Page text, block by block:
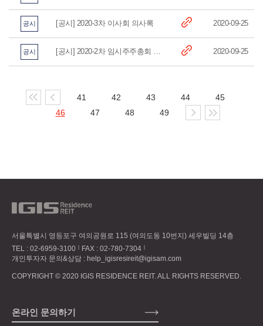
공시 [공시] 2020-3차 이사회 의사록 2020-09-25
공시 [공시] 2020-2차 임시주주총회 의사록 2020-09-25
41 42 43 44
45
46
47 48 49
서울특별시 영등포구 여의공원로 115 (여의도동 10번지) 세우빌딩 14층
TEL : 02-6959-3100
FAX : 02-780-7304
개인투자자 문의&상담 : help_igisresireit@igisam.com
COPYRIGHT © 2020 IGIS RESIDENCE REIT. ALL RIGHTS RESERVED.
온라인 문의하기